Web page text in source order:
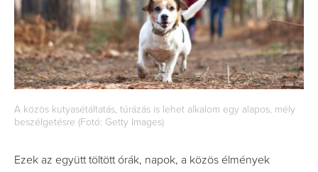
A közös kutyasétáltatás, túrázás is lehet alkalom egy alapos, mély
beszélgetésre (Fotó: Getty Images)
Ezek az együtt töltött órák, napok, a közös élmények